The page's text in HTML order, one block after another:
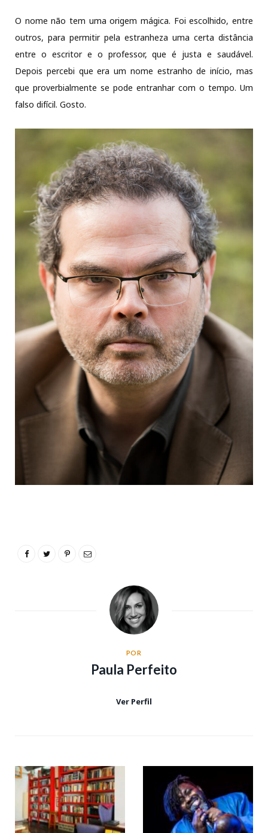
O nome não tem uma origem mágica. Foi escolhido, entre
outros, para permitir pela estranheza uma certa distância
entre o escritor e o professor, que é justa e saudável.
Depois percebi que era um nome estranho de início, mas
que proverbialmente se pode entranhar com o tempo. Um
falso difícil. Gosto.
POR
Paula Perfeito
Ver Perfil